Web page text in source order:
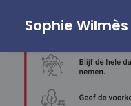
Sophie Wilmès